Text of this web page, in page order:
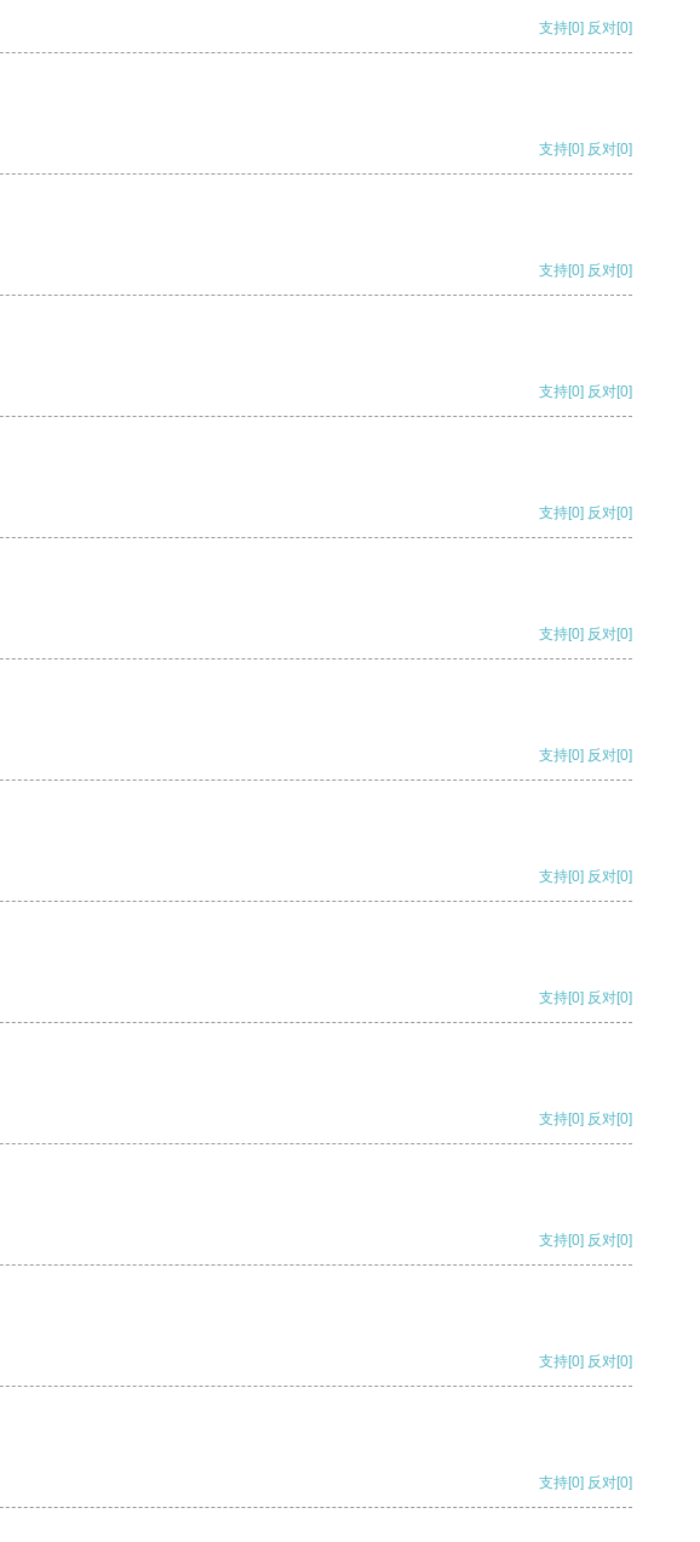
支持[0] 反对[0]
支持[0] 反对[0]
支持[0] 反对[0]
支持[0] 反对[0]
支持[0] 反对[0]
支持[0] 反对[0]
支持[0] 反对[0]
支持[0] 反对[0]
支持[0] 反对[0]
支持[0] 反对[0]
支持[0] 反对[0]
支持[0] 反对[0]
支持[0] 反对[0]